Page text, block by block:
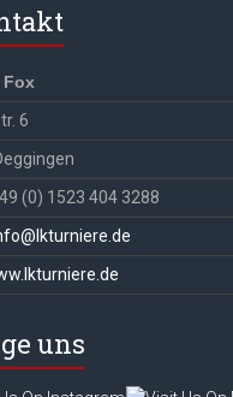
6
(0) 1523 404 3288
uns